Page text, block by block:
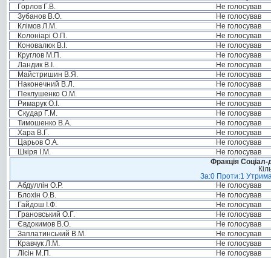
Горлов Г.В.
Не голосував
Зубанов В.О.
Не голосував
Клімов Л.М.
Не голосував
Колоніарі О.П.
Не голосував
Коновалюк В.І.
Не голосував
Круглов М.П.
Не голосував
Ландик В.І.
Не голосував
Майстришин В.Я.
Не голосував
Наконечний В.Л.
Не голосував
Пеклушенко О.М.
Не голосував
Римарук О.І.
Не голосував
Скудар Г.М.
Не голосував
Тимошенко В.А.
Не голосував
Хара В.Г.
Не голосував
Царьов О.А.
Не голосував
Шкіря І.М.
Не голосував
Фракція Соціал-
За:0 Проти:1
Абдуллін О.Р.
Не голосував
Блохін О.В.
Не голосував
Гайдош І.Ф.
Не голосував
Грановський О.Г.
Не голосував
Євдокимов В.О.
Не голосував
Заплатинський В.М.
Не голосував
Кравчук Л.М.
Не голосував
Лісін М.П.
Не голосував